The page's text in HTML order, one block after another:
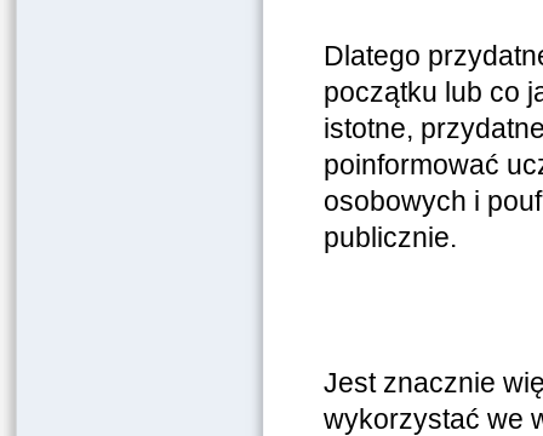
Dlatego
początku lub co
istotne,
poinformować
osobowych i
publicznie.
Jest znacznie
wykorzystać we